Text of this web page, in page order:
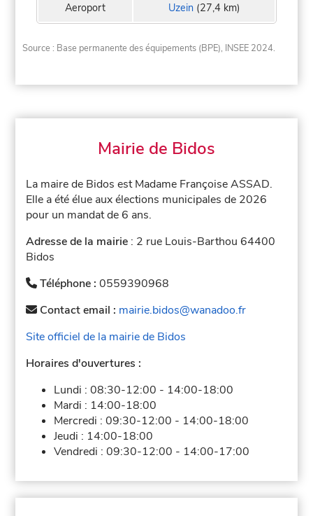
Aeroport Uzein(27,4 km)
Source : Base permanente des équipements (BPE), INSEE 2024.
Mairie de Bidos
La maire de Bidos est Madame Françoise ASSAD.
Elle a été élue aux élections municipales de 2026
pour un mandat de 6 ans.
Adresse de la mairie : 2 rue Louis-Barthou 64400
Bidos
Téléphone :0559390968
Contact email : mairie.bidos@wanadoo.fr
Site officiel de la mairie de Bidos
Horaires d'ouvertures :
Lundi :08:30-12:00 - 14:00-18:00
Mardi : 14:00-18:00
Mercredi :09:30-12:00 - 14:00-18:00
Jeudi : 14:00-18:00
Vendredi :09:30-12:00 - 14:00-17:00